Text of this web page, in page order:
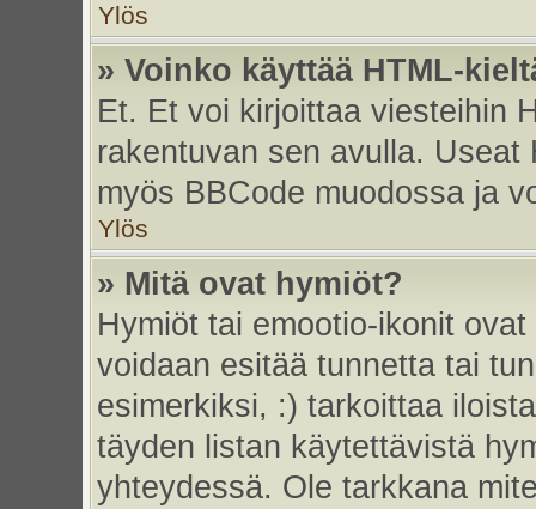
Ylös
» Voinko käyttää HTML-
Et. Et voi kirjoittaa viesteihin
rakentuvan sen avulla.
myös BBCode muodossa ja
Ylös
» Mitä ovat hymiöt?
Hymiöt tai emootio-ikonit
voidaan esitää tunnetta tai
esimerkiksi, :) tarkoittaa
täyden listan käytettävistä
yhteydessä. Ole tarkkana